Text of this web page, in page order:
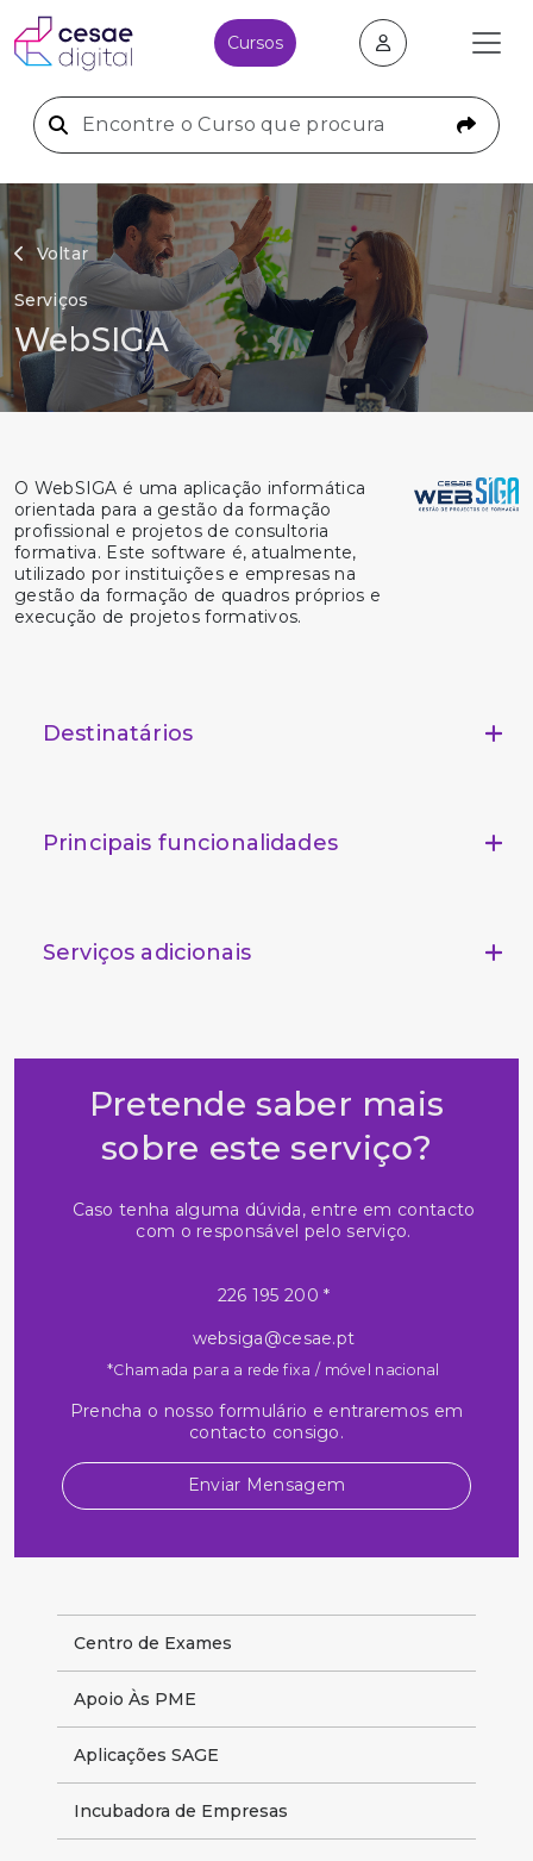
Cursos
Voltar
Serviços
WebSIGA
O WebSIGA é uma aplicação informática
orientada para a gestão da formação
profissional e projetos de consultoria
formativa. Este software é, atualmente,
utilizado por instituições e empresas na
gestão da formação de quadros próprios e
execução de projetos formativos.
Destinatários
Principais funcionalidades
Serviços adicionais
Pretende saber mais
sobre este serviço?
Caso tenha alguma dúvida, entre em contacto
com o responsável pelo serviço.
226 195 200 *
websiga@cesae.pt
*Chamada para a rede fixa / móvel nacional
Prencha o nosso formulário e entraremos em
contacto consigo.
Enviar Mensagem
Centro de Exames
Apoio Às PME
Aplicações SAGE
Incubadora de Empresas